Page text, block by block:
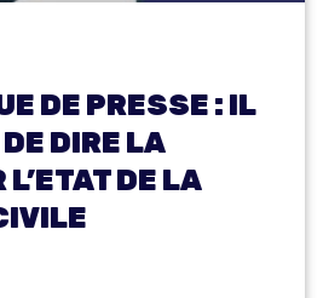
DE PRESSE : IL
DIRE LA
DE LA